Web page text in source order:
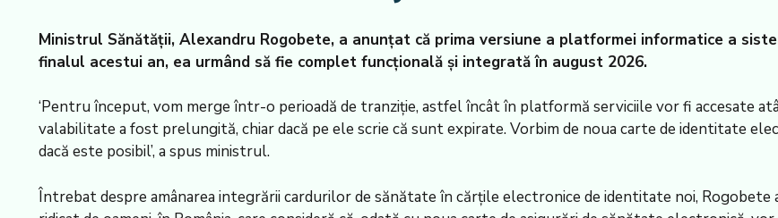
Ministrul Sănătății, Alexandru Rogobete, a anunțat că prima versiune a platformei informatice a
finalul acestui an, ea urmând să fie complet funcțională și integrată în august 2026.
‘Pentru început, vom merge într-o perioadă de tranziție, astfel încât în platformă serviciile vor fi accesate
valabilitate a fost prelungită, chiar dacă pe ele scrie că sunt expirate. Vorbim de noua carte de identitate
dacă este posibil’, a spus ministrul.
Întrebat despre amânarea integrării cardurilor de sănătate în cărțile electronice de identitate noi, Rogobete